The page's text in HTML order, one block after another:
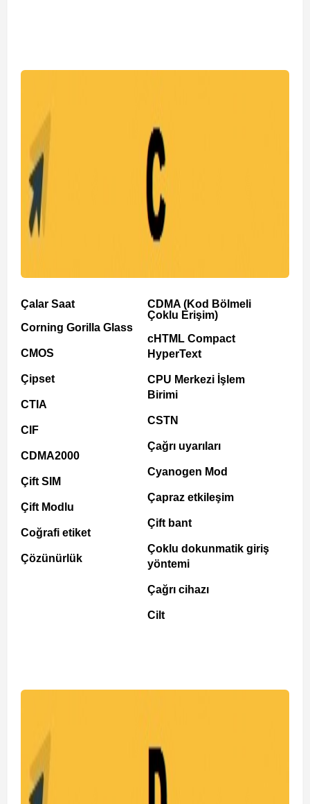
Çalar Saat
Corning Gorilla Glass
CMOS
Çipset
CTIA
CIF
CDMA2000
Çift SIM
Çift Modlu
Coğrafi etiket
Çözünürlük
CDMA (Kod Bölmeli
Çoklu Erişim)
cHTML Compact
HyperText
CPU Merkezi İşlem
Birimi
CSTN
Çağrı uyarıları
Cyanogen Mod
Çapraz etkileşim
Çift bant
Çoklu dokunmatik giriş
yöntemi
Çağrı cihazı
Cilt